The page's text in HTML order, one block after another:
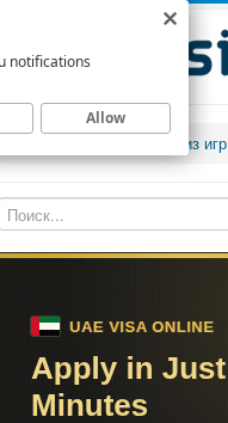
Музыка из игр
notifications
Allow